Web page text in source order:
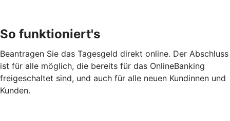
So funktioniert's
Beantragen Sie das Tagesgeld direkt online. Der Abschluss
ist für alle möglich, die bereits für das OnlineBanking
freigeschaltet sind, und auch für alle neuen Kundinnen und
Kunden.